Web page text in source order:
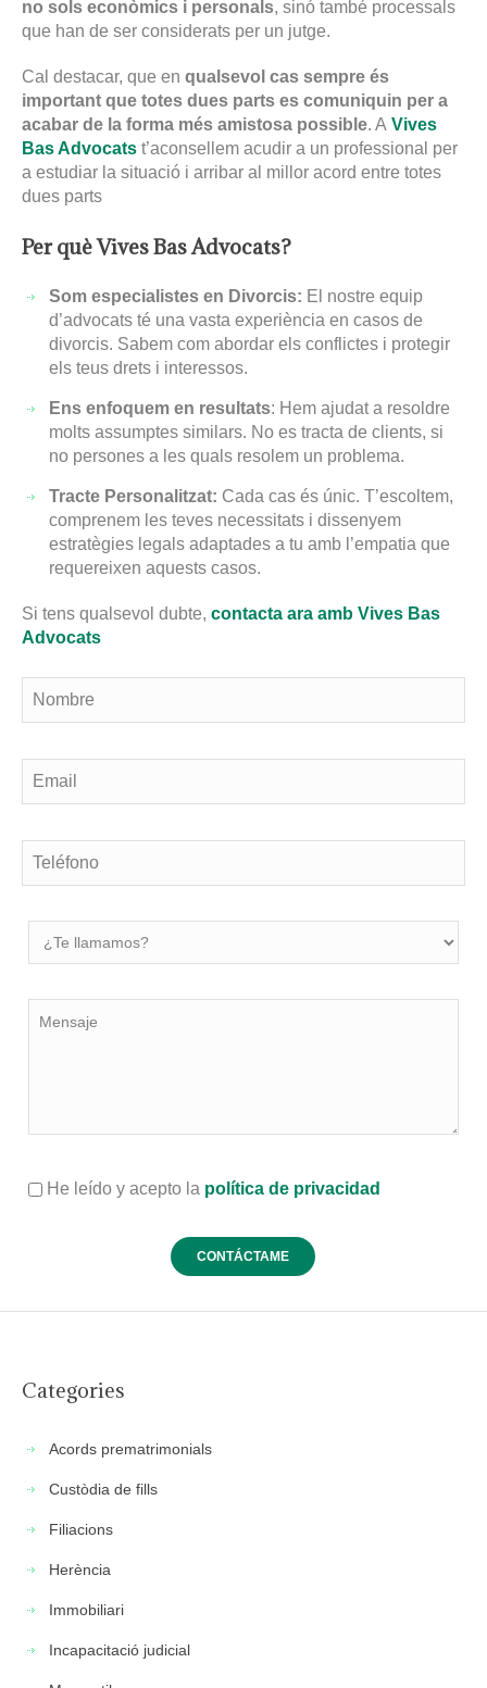
no sols econòmics i personals, sinó també processals
que han de ser considerats per un jutge.
Cal destacar, que en qualsevol cas sempre és
important que totes dues parts es comuniquin per a
acabar de la forma més amistosa possible. A Vives
Bas Advocats t’aconsellem acudir a un professional per
a estudiar la situació i arribar al millor acord entre totes
dues parts
Per què Vives Bas Advocats?
Som especialistes en Divorcis: El nostre equip
d’advocats té una vasta experiència en casos de
divorcis. Sabem com abordar els conflictes i protegir
els teus drets i interessos.
Ens enfoquem en resultats: Hem ajudat a resoldre
molts assumptes similars. No es tracta de clients, si
no persones a les quals resolem un problema.
Tracte Personalitzat: Cada cas és únic. T’escoltem,
comprenem les teves necessitats i dissenyem
estratègies legals adaptades a tu amb l’empatia que
requereixen aquests casos.
Si tens qualsevol dubte, contacta ara amb Vives Bas
Advocats
He leído y acepto la política de privacidad
Categories
Acords prematrimonials
Custòdia de fills
Filiacions
Herència
Immobiliari
Incapacitació judicial